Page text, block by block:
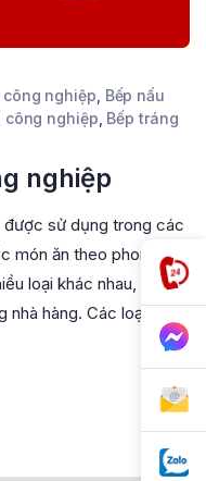
công nghiệp Bếp nấu
công nghiệp Bếp tráng
nghiệp
được sử dụng trong các
món ăn theo phong
loại khác nhau, tùy
nhà hàng. Các loại bếp